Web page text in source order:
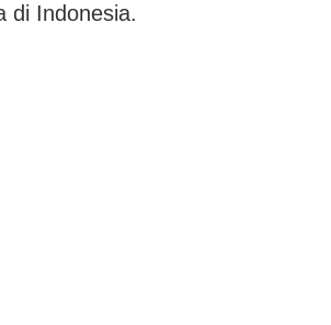
di Indonesia.